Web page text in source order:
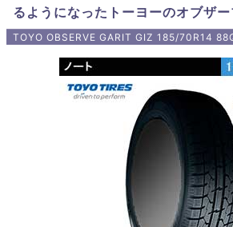
るようになったトーヨーのオブザ
TOYO OBSERVE GARIT GIZ 185/70R14